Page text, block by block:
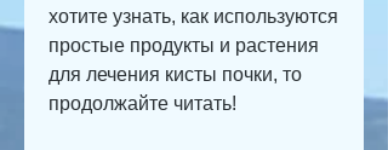
хотите узнать, как используются
простые продукты и растения
для лечения кисты почки, то
продолжайте читать!